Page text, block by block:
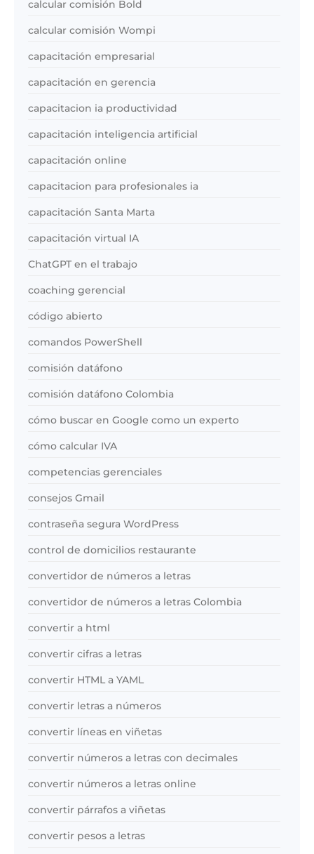
calcular comisión Bold
calcular comisión Wompi
capacitación empresarial
capacitación en gerencia
capacitacion ia productividad
capacitación inteligencia artificial
capacitación online
capacitacion para profesionales ia
capacitación Santa Marta
capacitación virtual IA
ChatGPT en el trabajo
coaching gerencial
código abierto
comandos PowerShell
comisión datáfono
comisión datáfono Colombia
cómo buscar en Google como un experto
cómo calcular IVA
competencias gerenciales
consejos Gmail
contraseña segura WordPress
control de domicilios restaurante
convertidor de números a letras
convertidor de números a letras Colombia
convertir a html
convertir cifras a letras
convertir HTML a YAML
convertir letras a números
convertir líneas en viñetas
convertir números a letras con decimales
convertir números a letras online
convertir párrafos a viñetas
convertir pesos a letras